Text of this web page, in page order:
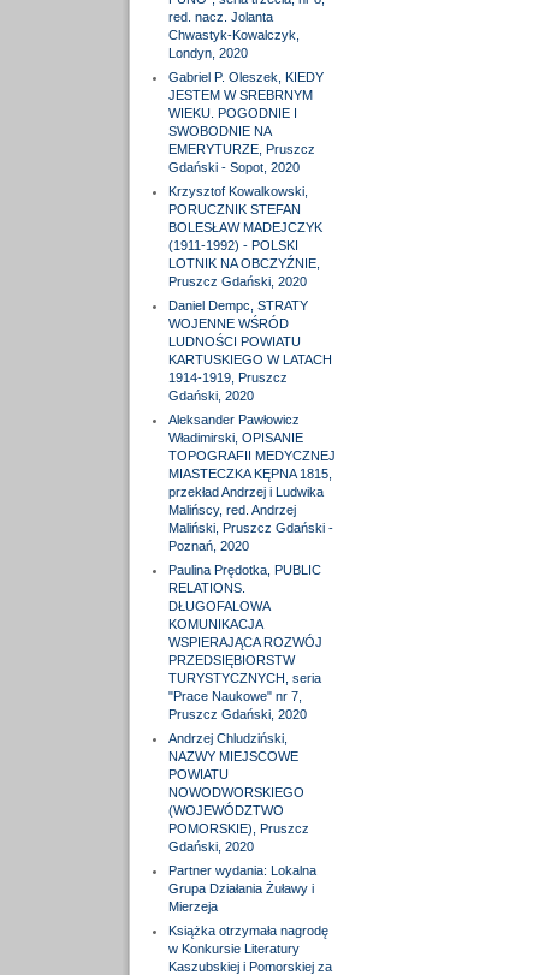
red. nacz. Jolanta
Chwastyk-Kowalczyk,
Londyn, 2020
Gabriel P. Oleszek, KIEDY
JESTEM W SREBRNYM
WIEKU. POGODNIE I
SWOBODNIE NA
EMERYTURZE, Pruszcz
Gdański - Sopot, 2020
Krzysztof Kowalkowski,
PORUCZNIK STEFAN
BOLESŁAW MADEJCZYK
(1911-1992) - POLSKI
LOTNIK NA OBCZYŹNIE,
Pruszcz Gdański, 2020
Daniel Dempc, STRATY
WOJENNE WŚRÓD
LUDNOŚCI POWIATU
KARTUSKIEGO W LATACH
1914-1919, Pruszcz
Gdański, 2020
Aleksander Pawłowicz
Władimirski, OPISANIE
TOPOGRAFII MEDYCZNEJ
MIASTECZKA KĘPNA 1815,
przekład Andrzej i Ludwika
Malińscy, red. Andrzej
Maliński, Pruszcz Gdański -
Poznań, 2020
Paulina Prędotka, PUBLIC
RELATIONS.
DŁUGOFALOWA
KOMUNIKACJA
WSPIERAJĄCA ROZWÓJ
PRZEDSIĘBIORSTW
TURYSTYCZNYCH, seria
"Prace Naukowe" nr 7,
Pruszcz Gdański, 2020
Andrzej Chludziński,
NAZWY MIEJSCOWE
POWIATU
NOWODWORSKIEGO
(WOJEWÓDZTWO
POMORSKIE), Pruszcz
Gdański, 2020
Partner wydania: Lokalna
Grupa Działania Żuławy i
Mierzeja
Książka otrzymała nagrodę
w Konkursie Literatury
Kaszubskiej i Pomorskiej za